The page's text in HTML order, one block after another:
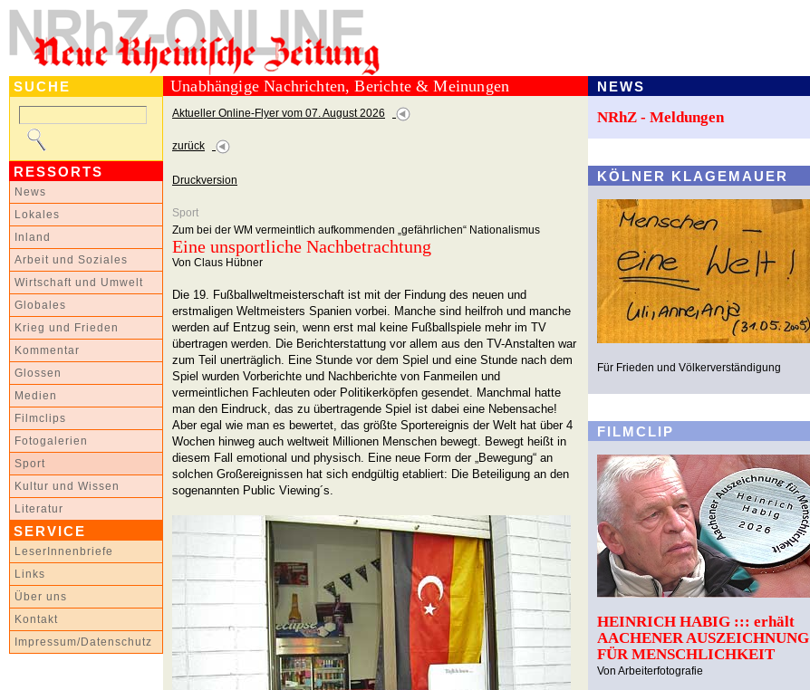
SUCHE
RESSORTS
News
Lokales
Inland
Arbeit und Soziales
Wirtschaft und Umwelt
Globales
Krieg und Frieden
Kommentar
Glossen
Medien
Filmclips
Fotogalerien
Sport
Kultur und Wissen
Literatur
SERVICE
LeserInnenbriefe
Links
Über uns
Kontakt
Impressum/Datenschutz
Unabhängige Nachrichten, Berichte & Meinungen
Aktueller Online-Flyer vom 07. August 2026
zurück
Druckversion
Sport
Zum bei der WM vermeintlich aufkommenden „gefährlichen“ Nationalismus
Eine unsportliche Nachbetrachtung
Von Claus Hübner
Die 19. Fußballweltmeisterschaft ist mit der Findung des neuen und
erstmaligen Weltmeisters Spanien vorbei. Manche sind heilfroh und manche
werden auf Entzug sein, wenn erst mal keine Fußballspiele mehr im TV
übertragen werden. Die Berichterstattung vor allem aus den TV-Anstalten war
zum Teil unerträglich. Eine Stunde vor dem Spiel und eine Stunde nach dem
Spiel wurden Vorberichte und Nachberichte von Fanmeilen und
vermeintlichen Fachleuten oder Politikerköpfen gesendet. Manchmal hatte
man den Eindruck, das zu übertragende Spiel ist dabei eine Nebensache!
Aber egal wie man es bewertet, das größte Sportereignis der Welt hat über 4
Wochen hinweg auch weltweit Millionen Menschen bewegt. Bewegt heißt in
diesem Fall emotional und physisch. Eine neue Form der „Bewegung“ an
solchen Großereignissen hat sich endgültig etabliert: Die Beteiligung an den
sogenannten Public Viewing´s.
NEWS
NRhZ - Meldungen
KÖLNER KLAGEMAUER
Für Frieden und Völkerverständigung
FILMCLIP
HEINRICH HABIG ::: erhält
AACHENER AUSZEICHNUNG
FÜR MENSCHLICHKEIT
Von Arbeiterfotografie